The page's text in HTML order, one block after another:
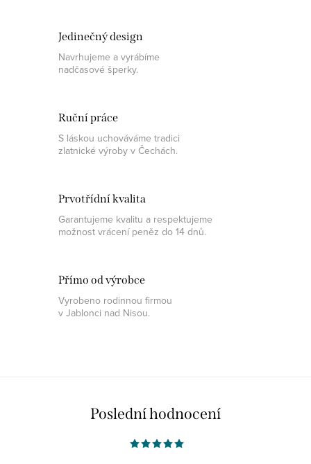
Jedinečný design
Navrhujeme a vyrábíme
nadčasové šperky.
Ruční práce
S láskou uchováváme tradici
zlatnické výroby v Čechách.
Prvotřídní kvalita
Garantujeme kvalitu a respektujeme
možnost vrácení peněz do 14 dnů.
Přímo od výrobce
Vyrobeno rodinnou firmou
v Jablonci nad Nisou.
Poslední hodnocení